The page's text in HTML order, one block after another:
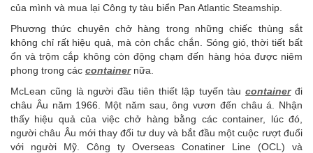
của mình và mua lại Công ty tàu biển Pan Atlantic Steamship.
Phương thức chuyên chở hàng trong những chiếc thùng sắt
không chỉ rất hiệu quả, mà còn chắc chắn. Sóng gió, thời tiết bất
ổn và trộm cắp không còn động chạm đến hàng hóa được niêm
phong trong các containernữa.
McLean cũng là người đầu tiên thiết lập tuyến tàucontainerđi
châu Âu năm 1966. Một năm sau, ông vươn đến châu á. Nhận
thấy hiệu quả của việc chở hàng bằng các container, lúc đó,
người châu Âu mới thay đổi tư duy và bắt đầu một cuộc rượt đuổi
với người Mỹ. Công ty Overseas Conatiner Line (OCL) và